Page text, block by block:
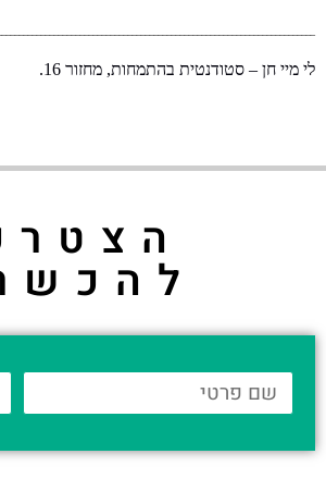
לי מיי חן – סטודנטית בהתמחות, מחזור 16.